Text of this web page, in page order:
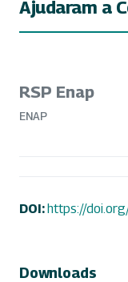
Ajudaram a
RSP Enap
ENAP
DOI:https://
Downloads